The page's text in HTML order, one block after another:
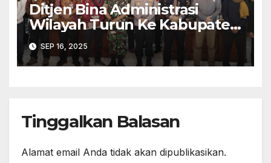
Ditjen Bina Administrasi
Wilayah Turun Ke Kabupaten
Pekalongan Perkuat
Stabilitas
SEP 16, 2025
Tinggalkan Balasan
Alamat email Anda tidak akan dipublikasikan.